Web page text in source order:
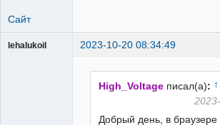
Сайт
lehalukoil 2023-10-20 08:34:49
High_Voltage писал(а): ↑
Добрый день, в браузере